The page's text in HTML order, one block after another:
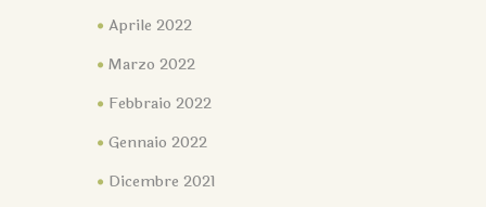
Aprile 2022
Marzo 2022
Febbraio 2022
Gennaio 2022
Dicembre 2021